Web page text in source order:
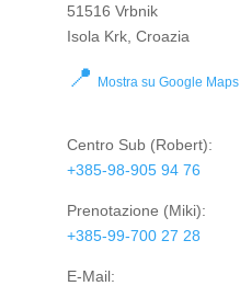
51516 Vrbnik
Isola Krk, Croazia
📍 Mostra su Google Maps
Centro Sub(Robert):
+385-98-905 94 76
Prenotazione (Miki):
+385-99-700 27 28
E-Mail: